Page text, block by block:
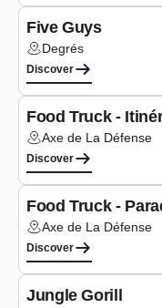
Five Guys
Lieu :Degrés
Discover
Food Truck -
Lieu :Axe de La Défense
Discover
Food Truck -
Lieu :Axe de La Défense
Discover
Jungle Gorill